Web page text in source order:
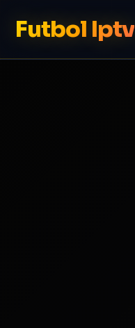
Futbol Iptv